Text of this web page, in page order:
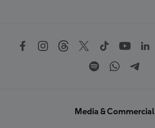
Media & Commercial